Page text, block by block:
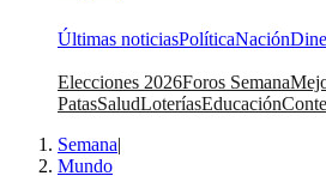
Últimas noticiasPolíticaNación
Elecciones 2026Foros Semana
PatasSaludLoteríasEducación
Semana|
Mundo